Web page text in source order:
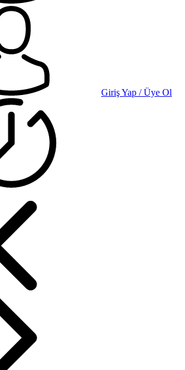
Giriş Yap / Üye Ol